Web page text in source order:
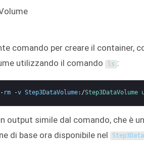
comando per creare il container,
utilizzando il comando
ls :
rm -v Step3DataVolume: /Step3DataVolume
output simile dal comando, che è
di base ora disponibile nel